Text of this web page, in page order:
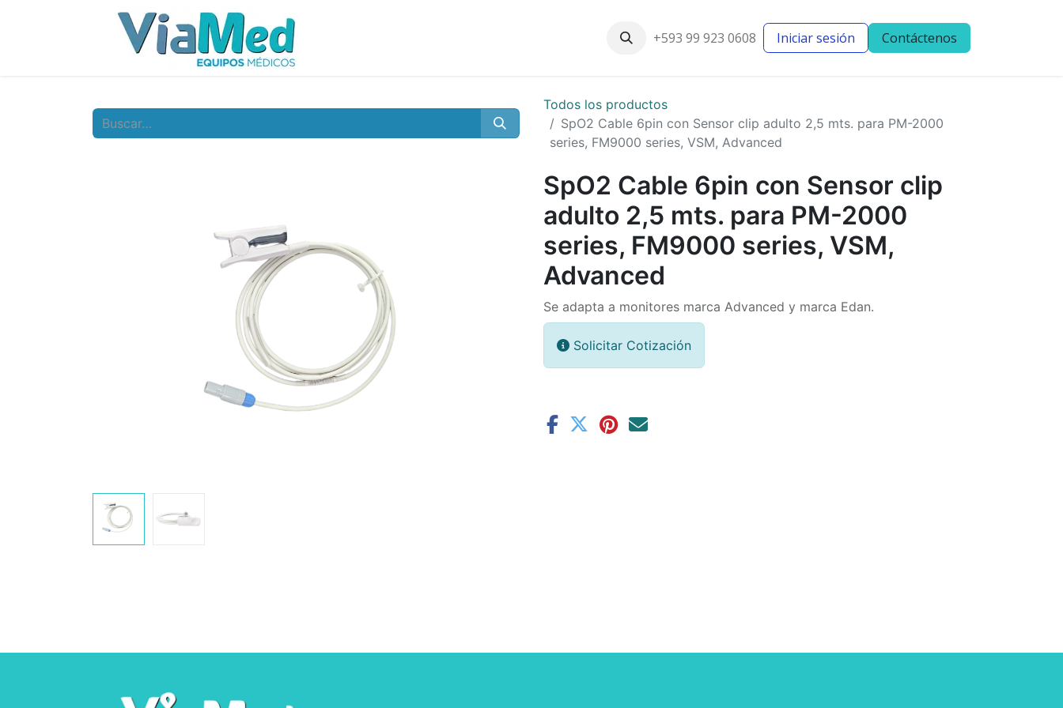
Nuestros clientes Blog
+593 99 923 0608 Iniciar sesión Contáctenos
Todos los productos
SpO2 Cable 6pin con Sensor clip adulto 2,5 mts. para PM-2000
series, FM9000 series, VSM, Advanced
SpO2 Cable 6pin con Sensor clip
adulto 2,5 mts. para PM-2000
series, FM9000 series, VSM,
Advanced
Se adapta a monitores marca Advanced y marca Edan.
Solicitar Cotización